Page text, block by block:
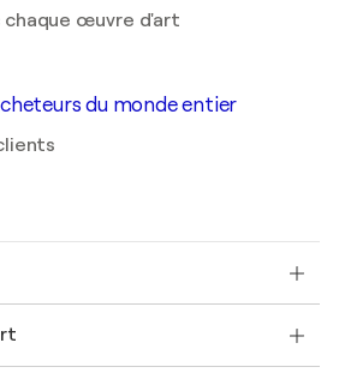
chaque œuvre d'art
du monde entier